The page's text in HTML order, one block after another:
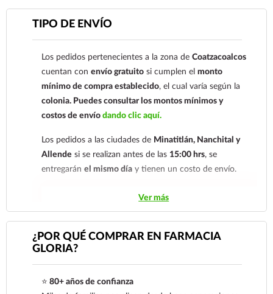
Para esta forma de pago el cliente deberá enviar su
comprobante de pago a al siguiente correo
nuestro
921 261 8491
TIPO DE ENVÍO
Los pedidos pertenecientes a la zona deCoatzacoalcos
cuentan conenvío gratuito si cumplen elmonto
mínimo de compra establecido, el cual varía según la
colonia. Puedes consultar los montos mínimos y
costos de envíodando clic aquí.
Los pedidos a las ciudades de Minatitlán, Nanchital y
Allende si se realizan antes de las 15:00 hrs, se
entregaránel mismo día y tienen un costo de envío.
Los pedidos de otras localidades se envían mediante
.Sólo hacemos envíos en el territorio
nacional.
económica.En la tarifa nacional al día siguiente, los
Ver más
¿POR QUÉ COMPRAR EN FARMACIA
GLORIA?
⭐ 80+ años de confianza